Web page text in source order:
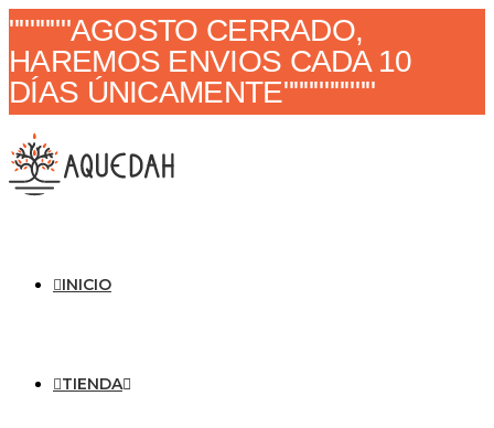
""""""AGOSTO CERRADO,
HAREMOS ENVIOS CADA 10
DÍAS ÚNICAMENTE"""""""""
INICIO
TIENDA